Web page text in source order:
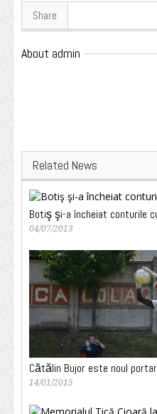
Share
About admin
Related News
Botiş şi-a încheiat conturile
04/07/2013
Cătălin Bujor este noul
14/01/2015